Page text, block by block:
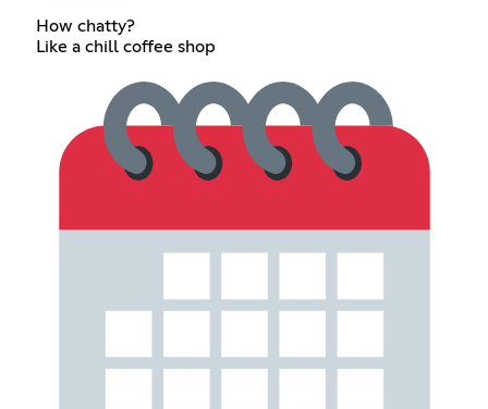
How chatty?
Like a chill coffee shop